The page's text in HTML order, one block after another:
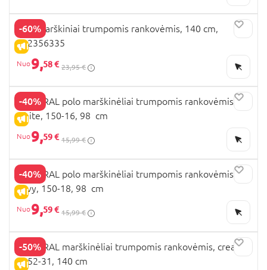
-60%
IŠPARDAVIMAS
OVS marškiniai trumpomis rankovėmis, 140 cm,
002356335
9,58 € 23,95 €
-40%
IŠPARDAVIMAS
MAYORAL polo marškinėliai trumpomis rankovėmis,
white, 150-16, 98 cm
9,59 € 15,99 €
-40%
IŠPARDAVIMAS
MAYORAL polo marškinėliai trumpomis rankovėmis,
navy, 150-18, 98 cm
9,59 € 15,99 €
-50%
IŠPARDAVIMAS
MAYORAL marškinėliai trumpomis rankovėmis, cream,
3052-31, 140 cm